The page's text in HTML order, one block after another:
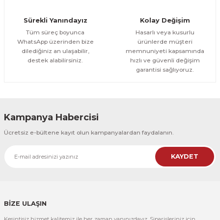
300,00 TL %25
CeSht
CeSht
Pembe Fonlu Good Things Are Coming Yazılı Tek Parça Ahşap Çerçeveli
500,00 TL
Sürekli Yanındayız
Tüm süreç boyunca
WhatsApp üzerinden bize
dilediğiniz an ulaşabilir,
destek alabilirsiniz.
Kolay Değişim
Hasarlı veya kusurlu
ürünlerde müşteri
memnuniyeti kapsamında
hızlı ve güvenli değişim
garantisi sağlıyoruz.
Kampanya Habercisi
Ücretsiz e-bültene kayıt olun kampanyalardan faydalanın.
KAYDET
BİZE ULAŞIN